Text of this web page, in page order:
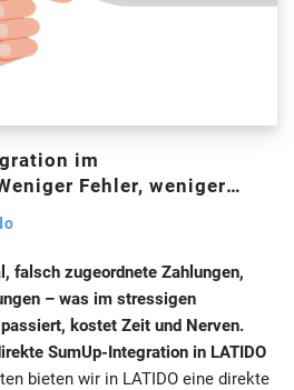
im
Fehler, weniger
falsch zugeordnete Zahlungen,
– was im stressigen
kostet Zeit und Nerven.
SumUp-Integration in LATIDO
bieten wir in LATIDO eine direkte